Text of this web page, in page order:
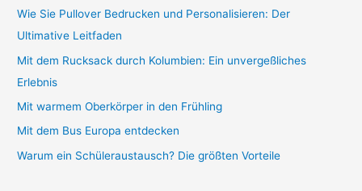
Wie Sie Pullover Bedrucken und Personalisieren: Der
Ultimative Leitfaden
Mit dem Rucksack durch Kolumbien: Ein unvergeßliches
Erlebnis
Mit warmem Oberkörper in den Frühling
Mit dem Bus Europa entdecken
Warum ein Schüleraustausch? Die größten Vorteile